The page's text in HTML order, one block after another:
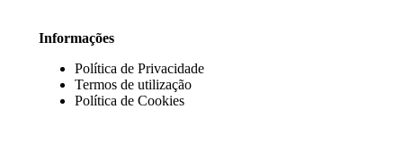
Informações
Política de Privacidade
Termos de utilização
Política de Cookies